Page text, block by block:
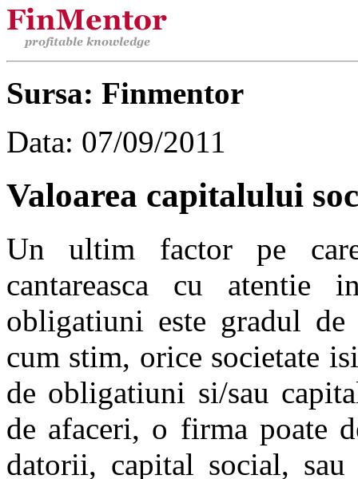
Sursa: Finmentor
Data: 07/09/2011
Valoarea capitalului
Un ultim factor pe
cantareasca cu
obligatiuni este gradul
cum stim, orice societate
de obligatiuni si/sau
de afaceri, o firma poate
datorii, capital social,